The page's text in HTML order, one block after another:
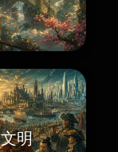
文明